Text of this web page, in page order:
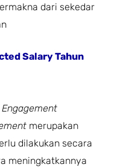
dari sekedar
Salary Tahun
merupakan
dilakukan secara
meningkatkannya